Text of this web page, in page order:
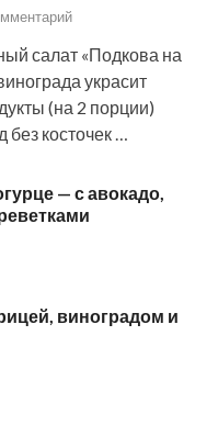
салат «Подкова на
украсит
(на 2 порции)
без косточек …
— с авокадо,
виноградом и